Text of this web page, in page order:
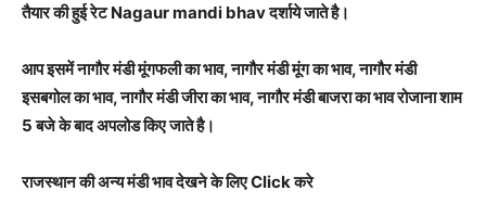
तैयार की हुई रेट Nagaur mandi bhav दर्शाये जाते है।
आप इसमें नागौर मंडी मूंगफली का भाव, नागौर मंडी मूंग का भाव, नागौर मंडी
इसबगोल का भाव, नागौर मंडी जीरा का भाव, नागौर मंडी बाजरा का भाव रोजाना शाम
5 बजे के बाद अपलोड किए जाते है।
राजस्थान की अन्य मंडी भाव देखने के लिए Click करे